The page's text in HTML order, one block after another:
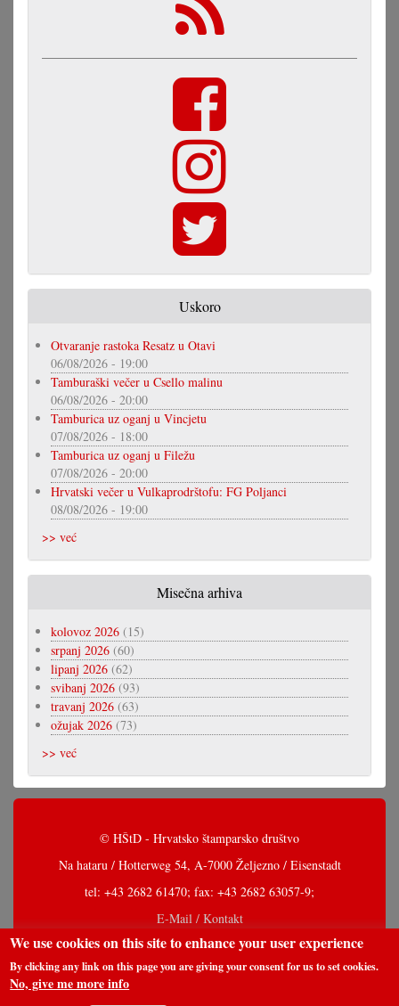
Uskoro
Otvaranje rastoka Resatz u Otavi
06/08/2026 - 19:00
Tamburaški večer u Csello malinu
06/08/2026 - 20:00
Tamburica uz oganj u Vincjetu
07/08/2026 - 18:00
Tamburica uz oganj u Filežu
07/08/2026 - 20:00
Hrvatski večer u Vulkaprodrštofu: FG Poljanci
08/08/2026 - 19:00
>> već
Misečna arhiva
kolovoz 2026 (15)
srpanj 2026 (60)
lipanj 2026 (62)
svibanj 2026 (93)
travanj 2026 (63)
ožujak 2026 (73)
>> već
© HŠtD - Hrvatsko štamparsko društvo
Na hataru / Hotterweg 54, A-7000 Željezno / Eisenstadt
tel: +43 2682 61470; fax: +43 2682 63057-9;
E-Mail / Kontakt
We use cookies on this site to enhance your user experience
By clicking any link on this page you are giving your consent for us to set cookies.
No, give me more info